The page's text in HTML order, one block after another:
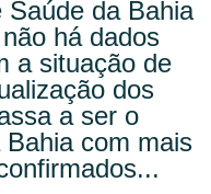
Saúde da Bahia
há dados
a situação de
dos
a ser o
com mais